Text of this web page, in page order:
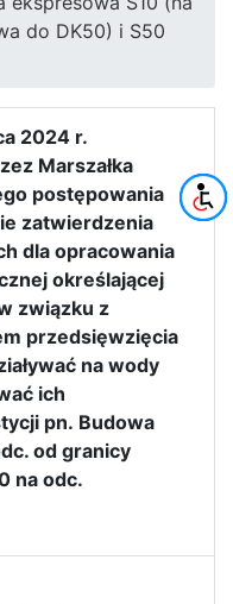
do DK50) i S50
2024 r.
Marszałka
postępowania
zatwierdzenia
dla opracowania
określającej
związku z
przedsięwzięcia
na wody
ich
pn. Budowa
od granicy
na odc.